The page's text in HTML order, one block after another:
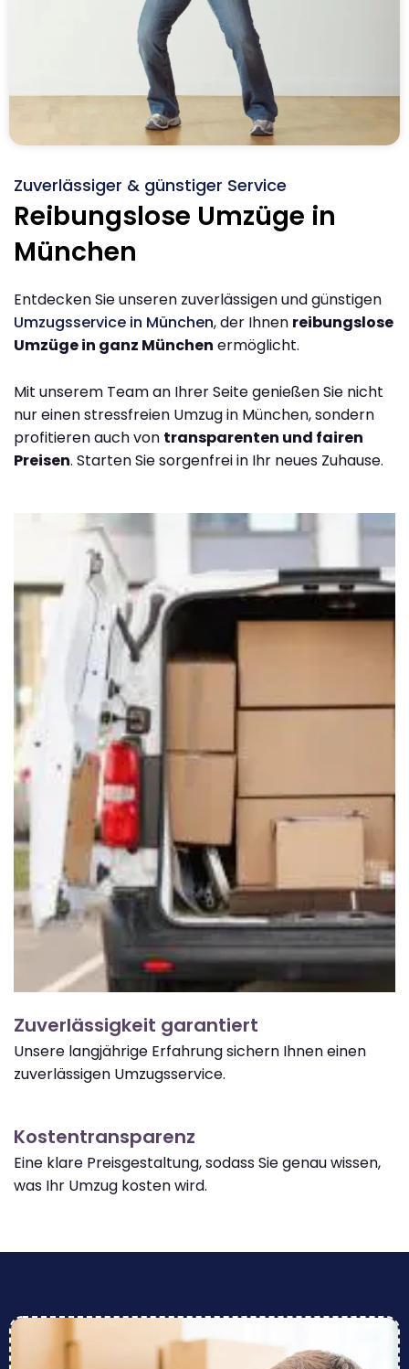
Zuverlässiger & günstiger Service
Reibungslose Umzüge in
München
Entdecken Sie unseren zuverlässigen und günstigen
Umzugsservice in München, der Ihnen reibungslose
Umzüge in ganz München ermöglicht.
Mit unserem Team an Ihrer Seite genießen Sie nicht
nur einen stressfreien Umzug in München, sondern
profitieren auch von transparenten und fairen
Preisen. Starten Sie sorgenfrei in Ihr neues Zuhause.
Zuverlässigkeit garantiert
Unsere langjährige Erfahrung sichern Ihnen einen
zuverlässigen Umzugsservice.
Kostentransparenz
Eine klare Preisgestaltung, sodass Sie genau wissen,
was Ihr Umzug kosten wird.